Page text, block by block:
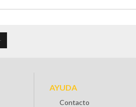
AYUDA
Contacto